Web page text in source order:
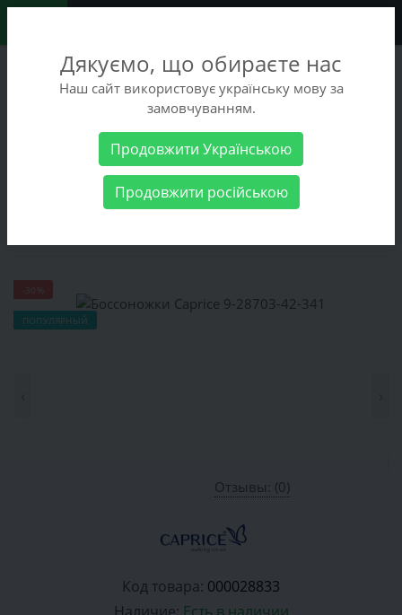
+38 (068) 486-90-09
+38 (093) 486-90-09
Женские товары Женская обувь
Боссоножки Caprice 9-
ПОПУЛЯРНЫЙ
Отзывы: (0)
Код товара: 000028833
Дякуємо, що обираєте нас
Наш сайт використовує українську мову за
замовчуванням.
Продовжити Українською
Продовжити російською